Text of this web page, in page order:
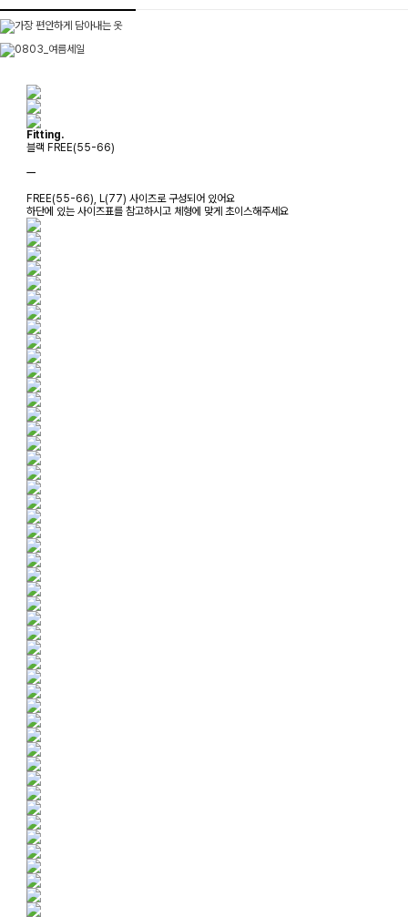
Fitting.
블랙 FREE(55-66)
ㅡ
FREE(55-66), L(77) 사이즈로 구성되어 있어요
하단에 있는 사이즈표를 참고하시고 체형에 맞게 초이스해주세요